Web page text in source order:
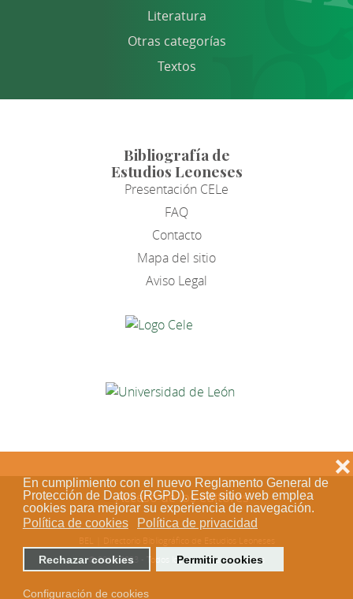
En cumplimiento con el nuevo Reglamento General de
Protección de Datos (RGPD). Este sitio web emplea
cookies para mejorar su experiencia de navegación.
Política de cookies
Política de privacidad
Rechazar cookies Permitir cookies
❌
Configuración de cookies
Literatura
Otras categorías
Textos
Bibliografía de
Estudios Leoneses
Presentación CELe
FAQ
Contacto
Mapa del sitio
Aviso Legal
Acceso de los editores
© 2018-2023 - Todos los derechos reservados